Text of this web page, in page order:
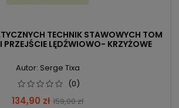
TECHNIK STAWOWYCH TOM
LĘDŹWIOWO- KRZYŻOWE
Autor: Serge Tixa
(0)
Cena
134,90 zł Cena
159,00 zł